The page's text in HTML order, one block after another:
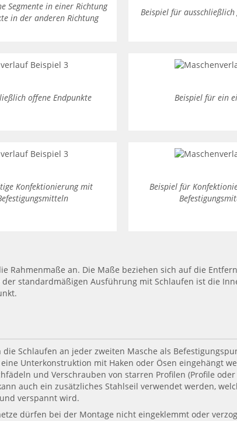
Segmente in einer Richtung
in der anderen Richtung
Beispiel für ausschließlich
offene Endpunkte Beispiel für ein
Konfektionierung mit
Beispiel für
Rahmenmaße an. Die Maße beziehen sich auf die
der standardmäßigen Ausführung mit Schlaufen ist die
Schlaufen an jeder zweiten Masche als
Unterkonstruktion mit Haken oder Ösen eingehängt
und Verschrauben von starren Profilen (Profile
auch ein zusätzliches Stahlseil verwendet werden,
verspannt wird.
dürfen bei der Montage nicht eingeklemmt oder